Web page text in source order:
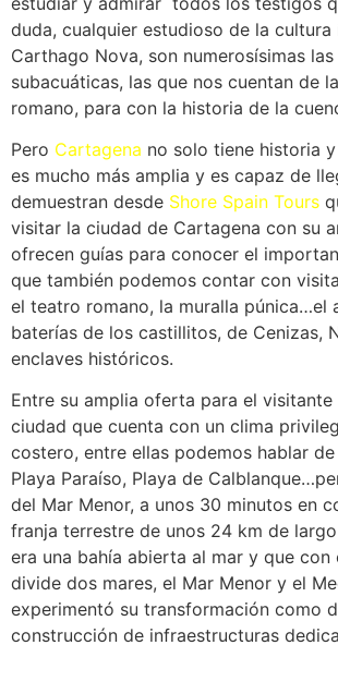
duda, cualquier estudioso de la
Carthago Nova, son numerosísimas
subacuáticas, las que nos cuentan de
romano, para con la historia de la
Pero Cartagena no solo tiene historia
es mucho más amplia y es capaz de
demuestran desde Shore Spain Tours
visitar la ciudad de Cartagena con su
ofrecen guías para conocer el
que también podemos contar con
el teatro romano, la muralla púnica…el
baterías de los castillitos, de Cenizas,
enclaves históricos.
Entre su amplia oferta para el
ciudad que cuenta con un clima
costero, entre ellas podemos hablar
Playa Paraíso, Playa de
del Mar Menor, a unos 30 minutos en
franja terrestre de unos 24 km de
era una bahía abierta al mar y que
divide dos mares, el Mar Menor y el
experimentó su transformación como
construcción de infraestructuras